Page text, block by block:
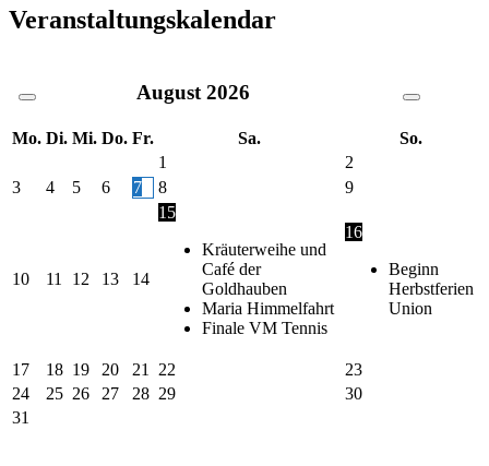
Veranstaltungskalendar
August 2026
Mo. Di. Mi. Do. Fr. Sa.
So.
1
2
3
4 5 6 7 8 9
10 11 12 13 14
15
Kräuterweihe und
Café der
Goldhauben
Maria Himmelfahrt
Finale VM Tennis
16
Beginn
Herbstferien
Union
17 18 19 20 21 22
23
24
25 26 27 28 29
30
31